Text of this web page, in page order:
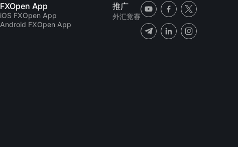
FXOpen App
iOS FXOpen App
Android FXOpen App
推广
外汇竞赛